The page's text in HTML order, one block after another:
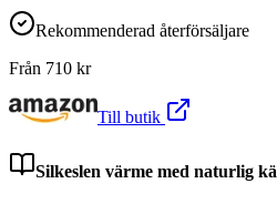
Rekommenderad återförsäljare
Från 710 kr
Till butik
Silkeslen värme med naturlig